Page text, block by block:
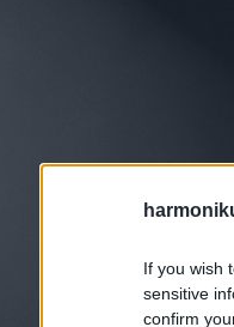
If you wish
sensitive
confirm